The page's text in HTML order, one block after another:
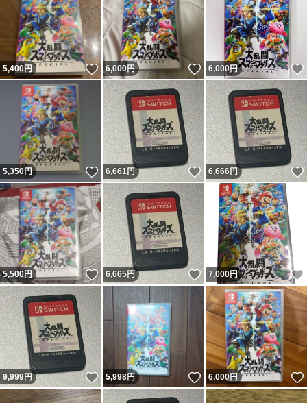
5,400円 いいね！
6,000円 いいね！
6,000円
5,350円 いいね！
6,661円 いいね！
6,666円
5,500円 いいね！
6,665円 いいね！
7,000円
9,999円 いいね！
5,998円 いいね！
6,000円